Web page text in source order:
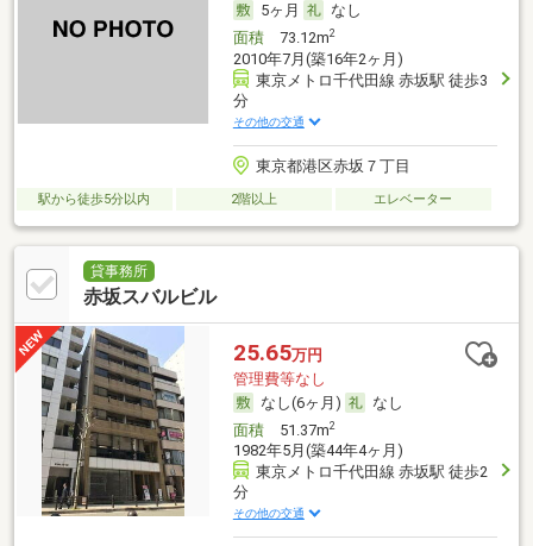
5ヶ月
なし
面積73.12m2
2010年7月(築16年2ヶ月)
東京メトロ千代田線 赤坂駅 徒歩3
分
その他の交通
東京都港区赤坂７丁目
駅から徒歩5分以内 2階以上 エレベーター
貸事務所
赤坂スバルビル
25.65万円
管理費等なし
なし(6ヶ月)
なし
面積51.37m2
1982年5月(築44年4ヶ月)
東京メトロ千代田線 赤坂駅 徒歩2
分
その他の交通